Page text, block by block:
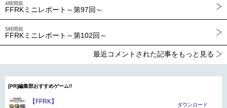
4時間前
FFRKミニレポート～第97回～
5時間前
FFRKミニレポート～第102回～
最近コメントされた記事をもっと見る
[PR]編集部おすすめゲーム!!
【FFRK】 ダウンロード